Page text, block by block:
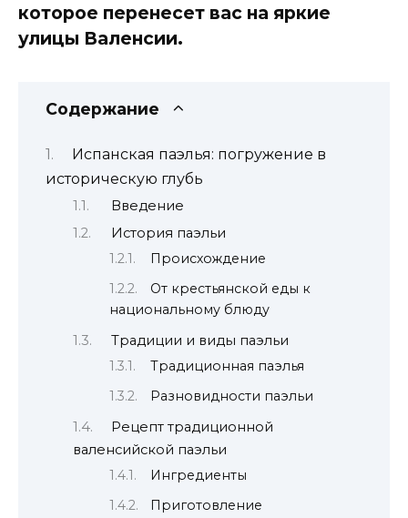
которое перенесет вас на яркие
улицы Валенсии.
Содержание
Испанская паэлья: погружение в
историческую глубь
Введение
История паэльи
Происхождение
От крестьянской еды к
национальному блюду
Традиции и виды паэльи
Традиционная паэлья
Разновидности паэльи
Рецепт традиционной
валенсийской паэльи
Ингредиенты
Приготовление